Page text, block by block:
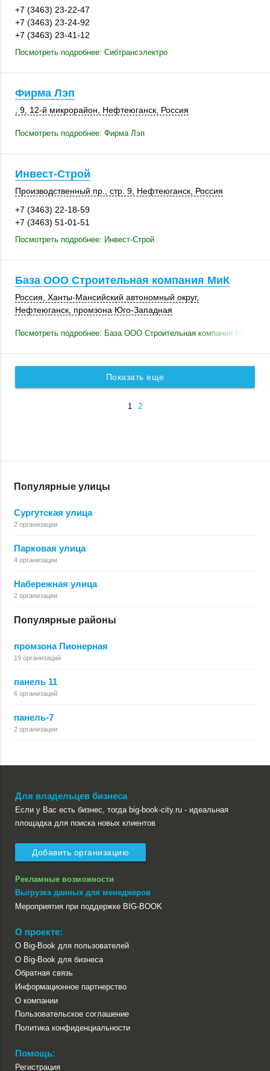
+7 (3463) 23-22-47
+7 (3463) 23-24-92
+7 (3463) 23-41-12
Посмотреть подробнее: Сибтрансэлектро
Фирма Лэп
, 9 12-й микрорайон Нефтеюганск Россия
Посмотреть подробнее: Фирма Лэп
Инвест-Строй
Производственный пр., стр. 9 Нефтеюганск Россия
+7 (3463) 22-18-59
+7 (3463) 51-01-51
Посмотреть подробнее: Инвест-Строй
База ООО Строительная компания МиК
Россия , Ханты-Мансийский автономный округ,
Нефтеюганск , промзона Юго-Западная
Посмотреть подробнее: База ООО Строительная компания МиК
Показать еще
1 2
Популярные улицы
Сургутская улица
2 организации
Парковая улица
4 организации
Набережная улица
2 организации
Популярные районы
промзона Пионерная
19 организаций
панель 11
6 организаций
панель-7
2 организации
Для владельцев бизнеса
Если у Вас есть бизнес, тогда big-book-city.ru - идеальная
площадка для поиска новых клиентов
Добавить организацию
Рекламные возможности
Выгрузка данных для менеджеров
Мероприятия при поддержке BIG-BOOK
О проекте:
О Big-Book для пользователей
О Big-Book для бизнеса
Обратная связь
Информационное партнерство
О компании
Пользовательское соглашение
Политика конфиденциальности
Помощь:
Регистрация